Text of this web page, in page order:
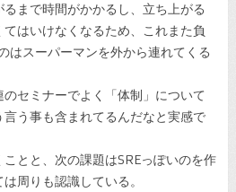
まで時間がかかるし、立ち上がる
はいけなくなるため、これまた負
はスーパーマンを外から連れてくる
セミナーでよく「体制」について
う事も含まれてるんだなと実感で
とと、次の課題はSREっぽいのを作
周りも認識している。